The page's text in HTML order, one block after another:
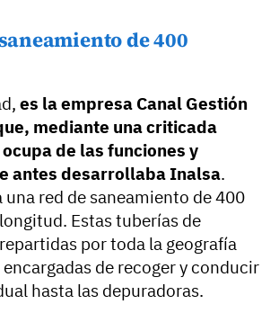
de 400
es la empresa Canal Gestión
mediante una criticada
de las funciones y
antes desarrollaba Inalsa.
una red de saneamiento de 400
Estas tuberías de
por toda la geografía
de recoger y conducir
hasta las depuradoras.